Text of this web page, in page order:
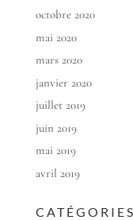
octobre 2020
mai 2020
mars 2020
janvier 2020
juillet 2019
juin 2019
mai 2019
avril 2019
CATÉGORIES